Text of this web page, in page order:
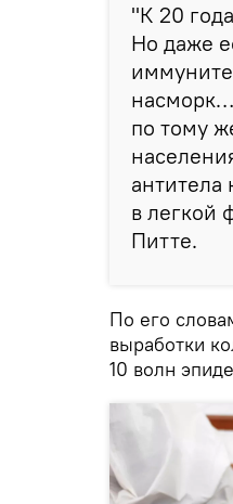
"К 20
Но даже
по тому
антитела
в легкой
Питте.
По его
выработки
10 волн